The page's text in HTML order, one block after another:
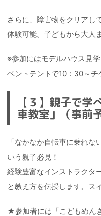
さらに、障害物をクリアし
体験可能。子どもから大人
※参加にはモデルハウス見
ベントテントで10：30～チ
【３】親子で学
車教室」（事前
「なかなか自転車に乗れ
いう親子必見！
経験豊富なインストラクタ
と教え方を伝授します。ス
★参加者には「こどもめん